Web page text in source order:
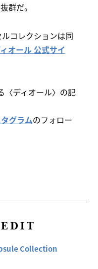
群だ。
ルコレクションは同
オール 公式サイ
〈ディオール〉の記
グラムのフォロー
Collection